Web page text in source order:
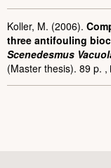
Koller, M. (2006).
three antifouling
Scenedesmus
(Master thesis). 89 p. ,